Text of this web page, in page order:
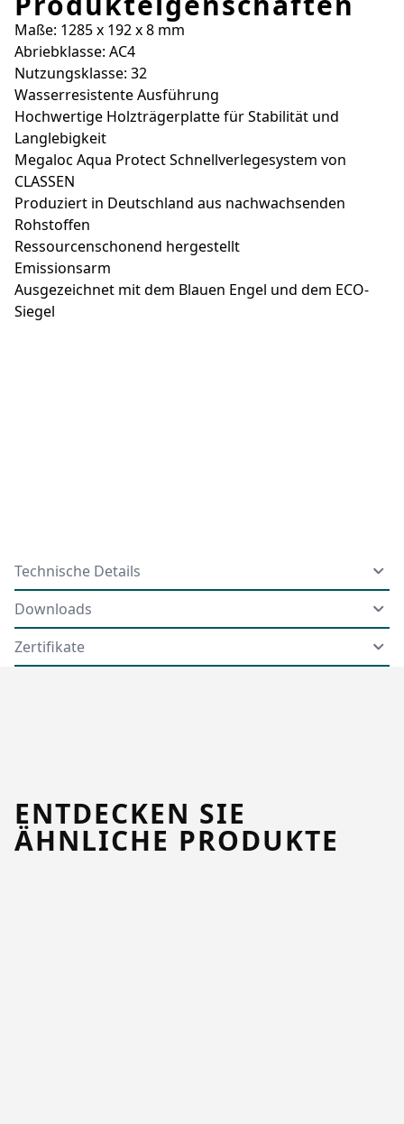
Maße: 1285 x 192 x 8 mm
Abriebklasse: AC4
Nutzungsklasse: 32
Wasserresistente Ausführung
Hochwertige Holzträgerplatte für Stabilität und
Langlebigkeit
Megaloc Aqua Protect Schnellverlegesystem von
CLASSEN
Produziert in Deutschland aus nachwachsenden
Rohstoffen
Ressourcenschonend hergestellt
Emissionsarm
Ausgezeichnet mit dem Blauen Engel und dem ECO-
Siegel
Technische Details
Downloads
Zertifikate
ENTDECKEN SIE
ÄHNLICHE PRODUKTE